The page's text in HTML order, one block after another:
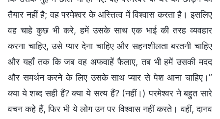
तैयार नहीं है; वह परमेश्वर के अस्तित्व में विश्वास करता है। इसलिए
वह चाहे कुछ भी करे, हमें उसके साथ एक भाई की तरह व्यवहार
करना चाहिए, उसे प्यार देना चाहिए और सहनशीलता बरतनी चाहिए
और यहाँ तक कि जब वह अफवाहें फैलाए, तब भी हमें उसकी मदद
और समर्थन करने के लिए उसके साथ प्यार से पेश आना चाहिए।”
क्या ये शब्द सही हैं? क्या ये सत्य हैं? (नहीं।) परमेश्वर ने बहुत सारे
वचन कहे हैं, फिर भी ये लोग उन पर विश्वास नहीं करते। वहीं, दानव